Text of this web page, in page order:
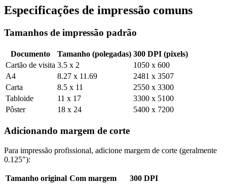
Especificações de impressão comuns
Tamanhos de impressão padrão
Documento Tamanho (polegadas) 300 DPI (pixels)
Cartão de visita 3.5 x 2
1050 x 600
A4
8.27 x 11.69
2481 x 3507
Carta
8.5 x 11
2550 x 3300
Tabloide
11 x 17
3300 x 5100
Pôster
18 x 24 5400 x 7200
Adicionando margem de corte
Para impressão profissional, adicione margem de corte (geralmente
0.125"):
Tamanho original Com margem
300 DPI